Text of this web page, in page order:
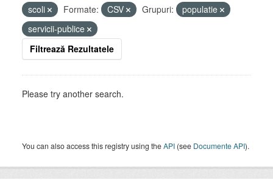
scoli
Formate: CSV Grupuri:
populatie
servicii-publice
Filtrează Rezultatele
Please try another search.
You can also access this registry using theAPI (see Documente API).